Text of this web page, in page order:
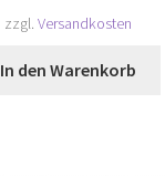
zzgl. Versandkosten
In den Warenkorb